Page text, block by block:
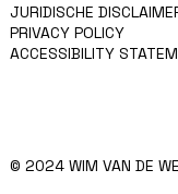
JURIDISCHE
PRIVACY POLICY
ACCESSIBILITY
© 2024 WIM VAN DE